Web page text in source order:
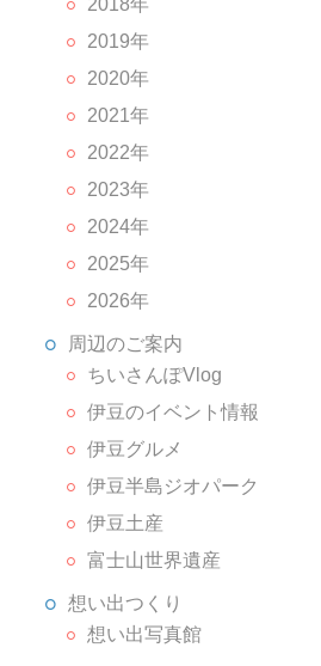
2018年
2019年
2020年
2021年
2022年
2023年
2024年
2025年
2026年
周辺のご案内
ちいさんぽVlog
伊豆のイベント情報
伊豆グルメ
伊豆半島ジオパーク
伊豆土産
富士山世界遺産
想い出つくり
想い出写真館